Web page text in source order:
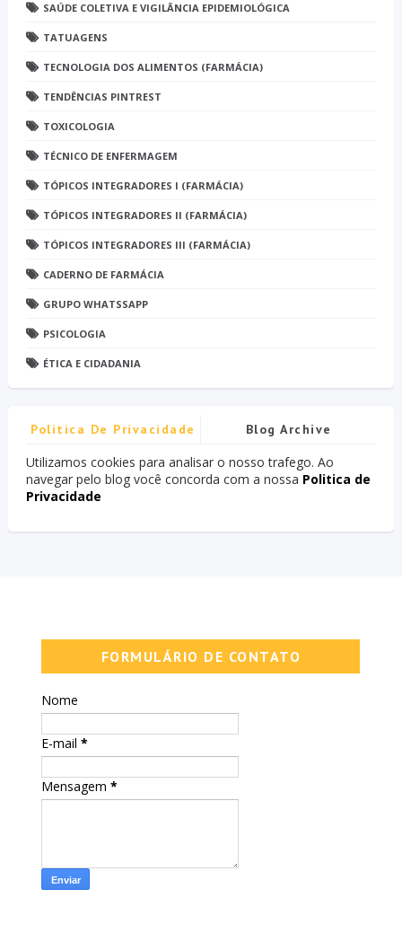
SAÚDE COLETIVA E VIGILÂNCIA EPIDEMIOLÓGICA
TATUAGENS
TECNOLOGIA DOS ALIMENTOS (FARMÁCIA)
TENDÊNCIAS PINTREST
TOXICOLOGIA
TÉCNICO DE ENFERMAGEM
TÓPICOS INTEGRADORES I (FARMÁCIA)
TÓPICOS INTEGRADORES II (FARMÁCIA)
TÓPICOS INTEGRADORES III (FARMÁCIA)
CADERNO DE FARMÁCIA
GRUPO WHATSSAPP
PSICOLOGIA
ÉTICA E CIDADANIA
Politica De Privacidade Blog Archive
Utilizamos cookies para analisar o nosso trafego. Ao
navegar pelo blog você concorda com a nossa Politica de
Privacidade
FORMULÁRIO DE CONTATO
Nome
E-mail*
Mensagem*